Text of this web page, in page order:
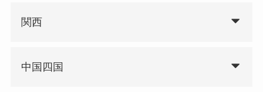
関西
中国四国